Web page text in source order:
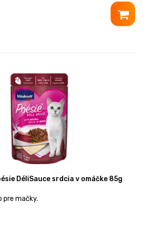
DéliSauce srdcia v omáčke 85g
pre mačky.